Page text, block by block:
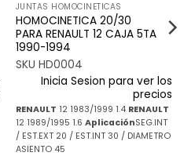
JUNTAS HOMOCINETICAS
HOMOCINETICA 20/30
PARA RENAULT 12 CAJA 5TA
1990-1994
SKU HD0004
Inicia Sesion para ver los
precios
RENAULT 12 1983/1999 1.4 RENAULT
12 1989/1995 1.6 AplicaciónSEG.INT
/ EST.EXT 20 / EST.INT 30 / DIAMETRO
ASIENTO 45